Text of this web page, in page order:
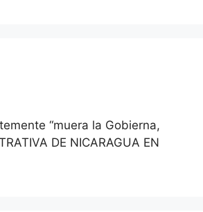
“muera la Gobierna,
DE NICARAGUA EN